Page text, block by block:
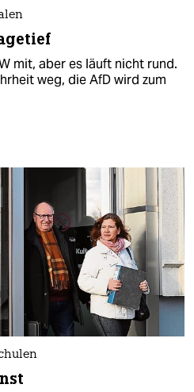
mit, aber es läuft nicht rund.
weg, die AfD wird zum